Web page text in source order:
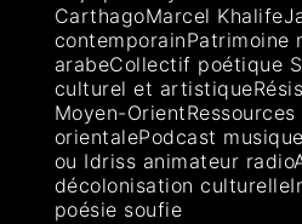
CarthagoMarcel
contemporainPatrimoine
arabeCollectif poétique
culturel et
Moyen-
orientalePodcast
ou Idriss animateur
décolonisation
poésie soufie